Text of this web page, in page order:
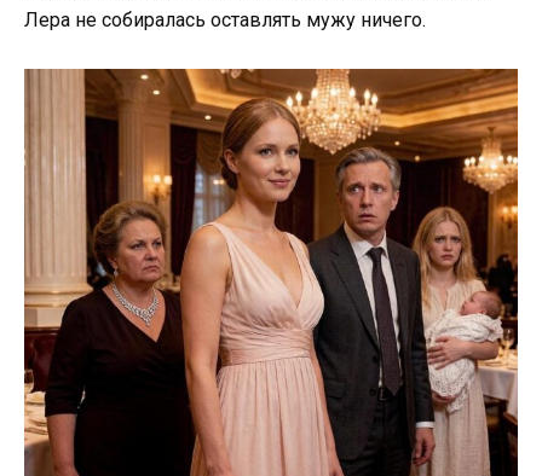
Лера не собиралась оставлять мужу ничего.